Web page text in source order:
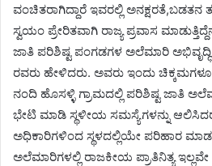
ವಂಚಿತರಾಗಿದ್ದಾರೆ ಇವರಲ್ಲಿ ಅನಕ್ಷರತೆ,ಬಡತನ
ಸ್ವಯಂ ಪ್ರೇರಿತವಾಗಿ ರಾಜ್ಯ ಪ್ರವಾಸ
ಜಾತಿ ಪರಿಶಿಷ್ಟ ಪಂಗಡಗಳ ಅಲೆಮಾರಿ
ರವರು ಹೇಳಿದರು. ಅವರು ಇಂದು
ನಂದಿ ಹೊಸಳ್ಳಿ ಗ್ರಾಮದಲ್ಲಿ ಪರಿಶಿಷ್ಟ ಜಾತಿ
ಭೇಟಿ ಮಾಡಿ ಸ್ಥಳೀಯ ಸಮಸ್ಯೆಗಳನ್ನು
ಅಧಿಕಾರಿಗಳಿಂದ ಸ್ಥಳದಲ್ಲಿಯೇ ಪರಿಹಾರ
ಅಲೆಮಾರಿಗಳಲ್ಲಿ ರಾಜಕೀಯ ಪ್ರಾತಿನಿತ್ಯ